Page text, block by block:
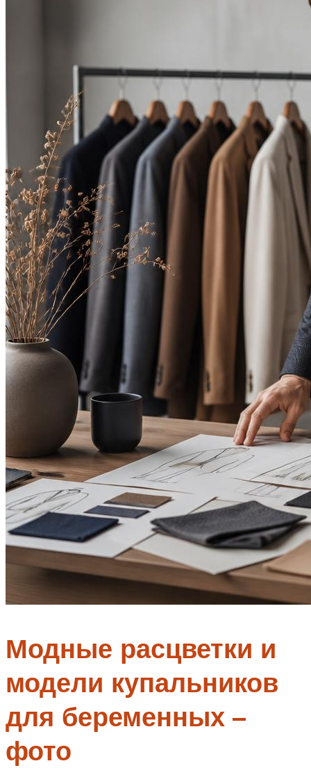
Модные расцветки и
модели купальников
для беременных –
фото